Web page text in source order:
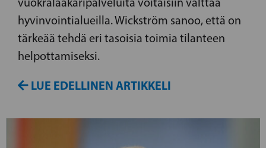
hyvinvointialueilla. Wickström sanoo, että on
tärkeää tehdä eri tasoisia toimia tilanteen
helpottamiseksi.
LUE EDELLINEN ARTIKKELI